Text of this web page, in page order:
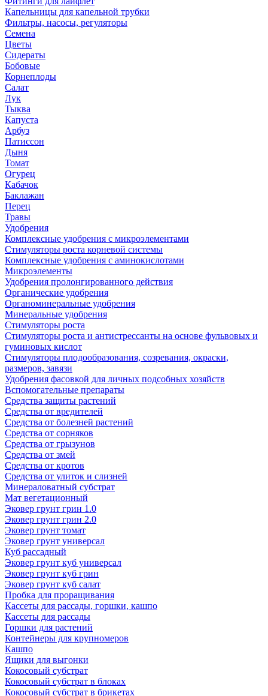
Капельницы для капельной трубки
Фильтры, насосы, регуляторы
Семена
Цветы
Сидераты
Бобовые
Корнеплоды
Салат
Лук
Тыква
Капуста
Арбуз
Патиссон
Дыня
Томат
Огурец
Кабачок
Баклажан
Перец
Травы
Удобрения
Комплексные удобрения с микроэлементами
Стимуляторы роста корневой системы
Комплексные удобрения с аминокислотами
Микроэлементы
Удобрения пролонгированного действия
Органические удобрения
Органоминеральные удобрения
Минеральные удобрения
Стимуляторы роста
Стимуляторы роста и антистрессанты на основе фульвовых и
гуминовых кислот
Стимуляторы плодообразования, созревания, окраски,
размеров, завязи
Удобрения фасовкой для личных подсобных хозяйств
Вспомогательные препараты
Средства защиты растений
Средства от вредителей
Средства от болезней растений
Средства от сорняков
Средства от грызунов
Средства от змей
Средства от кротов
Средства от улиток и слизней
Минераловатный субстрат
Мат вегетационный
Эковер грунт грин 1.0
Эковер грунт грин 2.0
Эковер грунт томат
Эковер грунт универсал
Куб рассадный
Эковер грунт куб универсал
Эковер грунт куб грин
Эковер грунт куб салат
Пробка для проращивания
Кассеты для рассады, горшки, кашпо
Кассеты для рассады
Горшки для растений
Контейнеры для крупномеров
Кашпо
Ящики для выгонки
Кокосовый субстрат
Кокосовый субстрат в блоках
Кокосовый субстрат в брикетах